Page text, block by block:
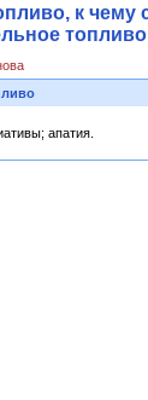
к чему
топливо
апатия.